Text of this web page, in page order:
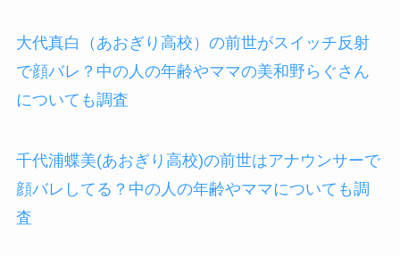
大代真白（あおぎり高校）の前世がスイッチ反射
で顔バレ？中の人の年齢やママの美和野らぐさん
についても調査
千代浦蝶美(あおぎり高校)の前世はアナウンサーで
顔バレしてる？中の人の年齢やママについても調
査